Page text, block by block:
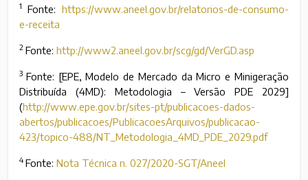
1 Fonte: https://www.aneel.gov.br/relatorios-de-consumo-
e-receita
2 Fonte: http://www2.aneel.gov.br/scg/gd/VerGD.asp
3 Fonte: [EPE, Modelo de Mercado da Micro e Minigeração
Distribuída (4MD): Metodologia – Versão PDE 2029]
(http://www.epe.gov.br/sites-pt/publicacoes-dados-
abertos/publicacoes/PublicacoesArquivos/publicacao-
423/topico-488/NT_Metodologia_4MD_PDE_2029.pdf
4Fonte: Nota Técnica n. 027/2020-SGT/Aneel